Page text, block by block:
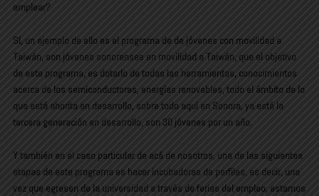
emplear?
Sí, un ejemplo de ello es el programa de de jóvenes con movilidad a
Taiwán, son jóvenes sonorenses en movilidad a Taiwán, que el objetivo
de este programa, es dotarlo de todas las herramientas, conocimientos
acerca de los semiconductores, energías renovables, todo el ámbito de lo
que está ahorita en desarrollo, sobre todo aquí en Sonora, ya está la
tercera generación en desarrollo, son 30 jóvenes por un año.
Y también en el caso particular de acá de nosotros, una de las siguientes
etapas de este programa es hacer incubadoras de perfiles, es decir, una
vez que egresen de la universidad a través de ferias del empleo, estamos